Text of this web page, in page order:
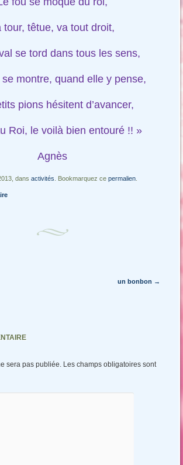
tour, têtue, va tout droit,
se tord dans tous les sens,
montre, quand elle y pense,
pions hésitent d’avancer,
Roi, le voilà bien entouré !! »
Agnès
dansactivités . Bookmarquez cepermalien
un bonbon →
sera pas publiée. Les champs obligatoires sont